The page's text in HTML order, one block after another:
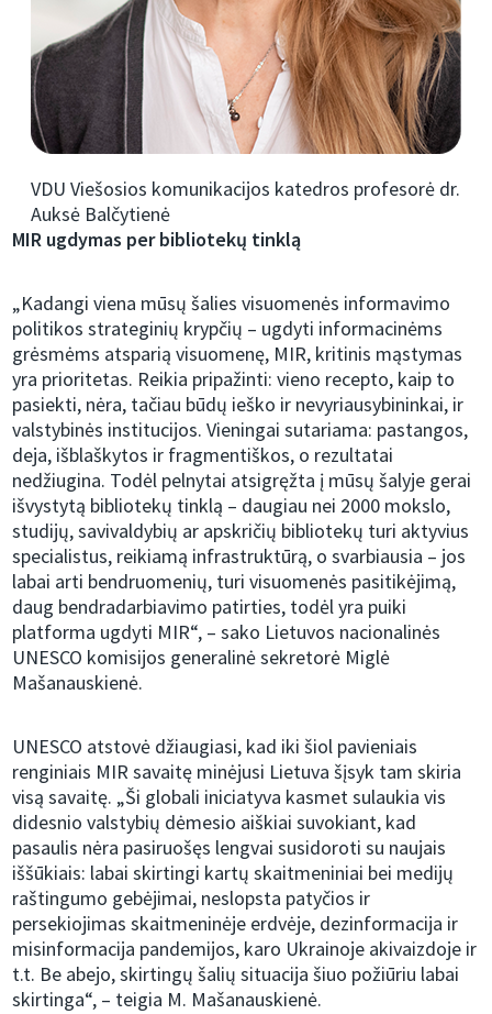
VDU Viešosios komunikacijos katedros profesorė dr.
Auksė Balčytienė
MIR ugdymas per bibliotekų tinklą
„Kadangi viena mūsų šalies visuomenės informavimo
politikos strateginių krypčių – ugdyti informacinėms
grėsmėms atsparią visuomenę, MIR, kritinis mąstymas
yra prioritetas. Reikia pripažinti: vieno recepto, kaip to
pasiekti, nėra, tačiau būdų ieško ir nevyriausybininkai, ir
valstybinės institucijos. Vieningai sutariama: pastangos,
deja, išblaškytos ir fragmentiškos, o rezultatai
nedžiugina. Todėl pelnytai atsigręžta į mūsų šalyje gerai
išvystytą bibliotekų tinklą – daugiau nei 2000 mokslo,
studijų, savivaldybių ar apskričių bibliotekų turi aktyvius
specialistus, reikiamą infrastruktūrą, o svarbiausia – jos
labai arti bendruomenių, turi visuomenės pasitikėjimą,
daug bendradarbiavimo patirties, todėl yra puiki
platforma ugdyti MIR“, – sako Lietuvos nacionalinės
UNESCO komisijos generalinė sekretorė Miglė
Mašanauskienė.
UNESCO atstovė džiaugiasi, kad iki šiol pavieniais
renginiais MIR savaitę minėjusi Lietuva šįsyk tam skiria
visą savaitę. „Ši globali iniciatyva kasmet sulaukia vis
didesnio valstybių dėmesio aiškiai suvokiant, kad
pasaulis nėra pasiruošęs lengvai susidoroti su naujais
iššūkiais: labai skirtingi kartų skaitmeniniai bei medijų
raštingumo gebėjimai, neslopsta patyčios ir
persekiojimas skaitmeninėje erdvėje, dezinformacija ir
misinformacija pandemijos, karo Ukrainoje akivaizdoje ir
t.t. Be abejo, skirtingų šalių situacija šiuo požiūriu labai
skirtinga“, – teigia M. Mašanauskienė.